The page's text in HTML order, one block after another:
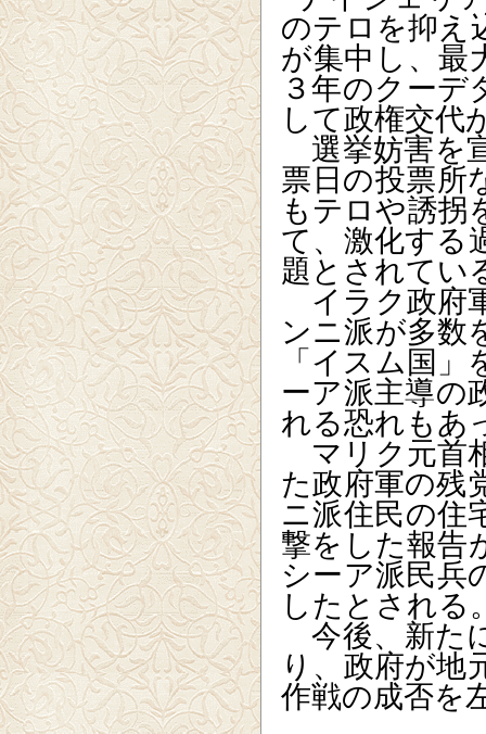
のテロを抑え
が集中し、最
３年のクーデ
して政権交代
選挙妨害を
票日の投票所
もテロや誘拐
て、激化する
題とされてい
イラク政府
ンニ派が多数
「イスム国
ーア派主導の
れる恐れもあ
マリク元首
た政府軍の残
ニ派住民の住
撃をした報告
シーア派民兵
したとされる
今後、新た
り、政府が地
作戦の成否を